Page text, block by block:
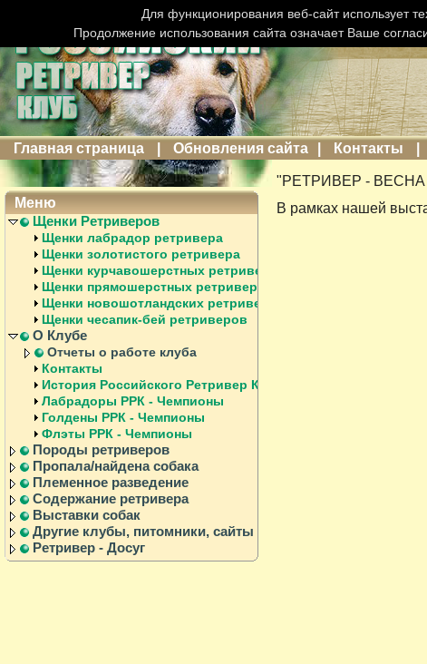
Главная страница Обновления сайта Контакты
"РЕТРИВЕР - ВЕСНА
В рамках нашей
Меню
Щенки Ретриверов
Щенки лабрадор ретривера
Щенки золотистого ретривера
Щенки курчавошерстных ретриверов
Щенки прямошерстных ретриверов
Щенки новошотландских ретриверов
Щенки чесапик-бей ретриверов
О Клубе
Отчеты о работе клуба
Контакты
История Российского Ретривер Клуба
Лабрадоры РРК - Чемпионы
Голдены РРК - Чемпионы
Флэты РРК - Чемпионы
Породы ретриверов
Пропала/найдена собака
Племенное разведение
Содержание ретривера
Выставки собак
Другие клубы, питомники, сайты
Ретривер - Досуг
Для функционирования веб-сайт использует
Продолжение использования сайта означает Ваше